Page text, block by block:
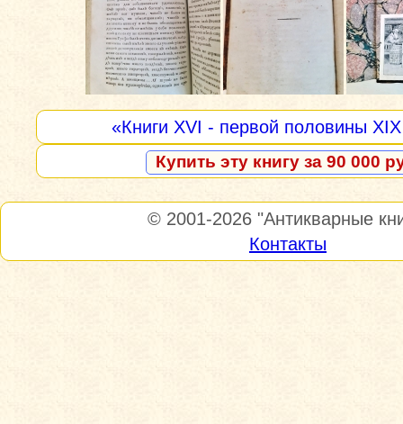
«Книги XVI - первой половины
Купить эту книгу за 90 000
© 2001-2026 "Антикварные
Контакты